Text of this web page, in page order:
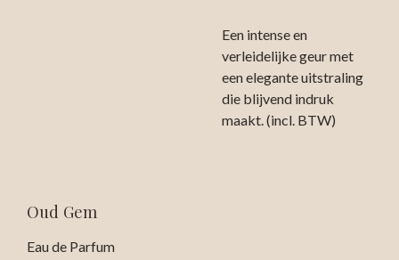
Een intense en
verleidelijke geur met
een elegante uitstraling
die blijvend indruk
maakt. (incl. BTW)
Oud Gem
Eau de Parfum